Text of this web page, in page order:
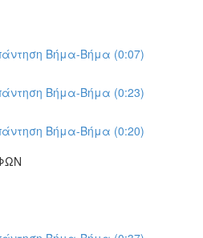
Βήμα-Βήμα (0:07)
Βήμα-Βήμα (0:23)
Βήμα-Βήμα (0:20)